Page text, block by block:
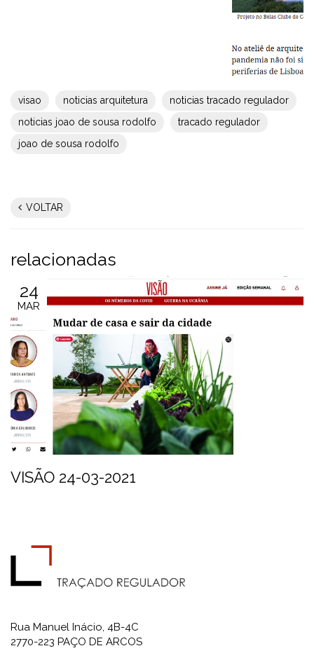
visao noticias arquitetura
noticias tracado regulador
noticias joao de sousa rodolfo
tracado regulador
joao de sousa rodolfo
VOLTAR
relacionadas
24
MAR
VISÃO 24-03-2021
Rua Manuel Inácio, 4B-4C
2770-223 PAÇO DE ARCOS